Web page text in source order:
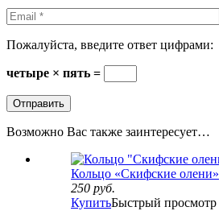
Пожалуйста, введите ответ цифрами:
четыре × пять =
Возможно Вас также заинтересует…
Кольцо «Скифские олени»
250 руб.
КупитьБыстрый просмотр